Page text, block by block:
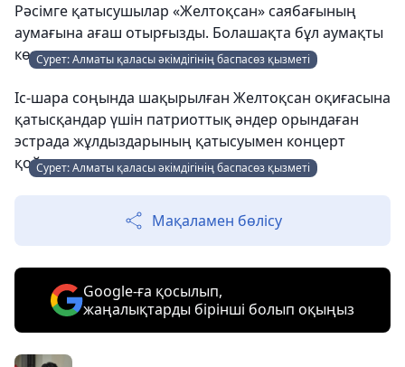
Рәсімге қатысушылар «Желтоқсан» саябағының
аумағына ағаш отырғызды. Болашақта бұл аумақты
көгалдандыру жоспарлануда.
Сурет: Алматы қаласы әкімдігінің баспасөз қызметі
Іс-шара соңында шақырылған Желтоқсан оқиғасына
қатысқандар үшін патриоттық әндер орындаған
эстрада жұлдыздарының қатысуымен концерт
қойылды.
Сурет: Алматы қаласы әкімдігінің баспасөз қызметі
Мақаламен бөлісу
Google-ға қосылып,
жаңалықтарды бірінші болып оқыңыз